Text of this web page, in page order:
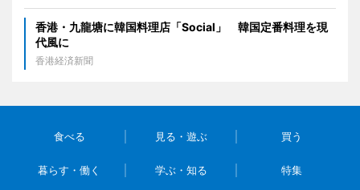
香港・九龍塘に韓国料理店「Social」 韓国定番料理を現
代風に
香港経済新聞
食べる 見る・遊ぶ 買う
暮らす・働く 学ぶ・知る 特集